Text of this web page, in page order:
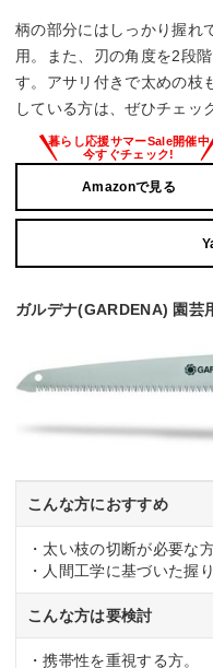
柄の部分にはしっかり握れ
用。また、刃の角度を2段
す。アサリ付きで太めの枝
している方は、ぜひチェッ
Amazonで見る
ガルデナ(GARDENA) 園芸
こんな方におすすめ
・太い枝の切断が必要な方
・人間工学に基づいた握
こんな方は要検討
・携帯性を重視する方。